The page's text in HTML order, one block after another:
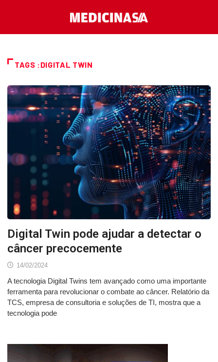
TAGS :DIGITAL TWIN
Digital Twin pode ajudar a detectar o
câncer precocemente
14/02/2024
A tecnologia Digital Twins tem avançado como uma importante
ferramenta para revolucionar o combate ao câncer. Relatório da
TCS, empresa de consultoria e soluções de TI, mostra que a
tecnologia pode